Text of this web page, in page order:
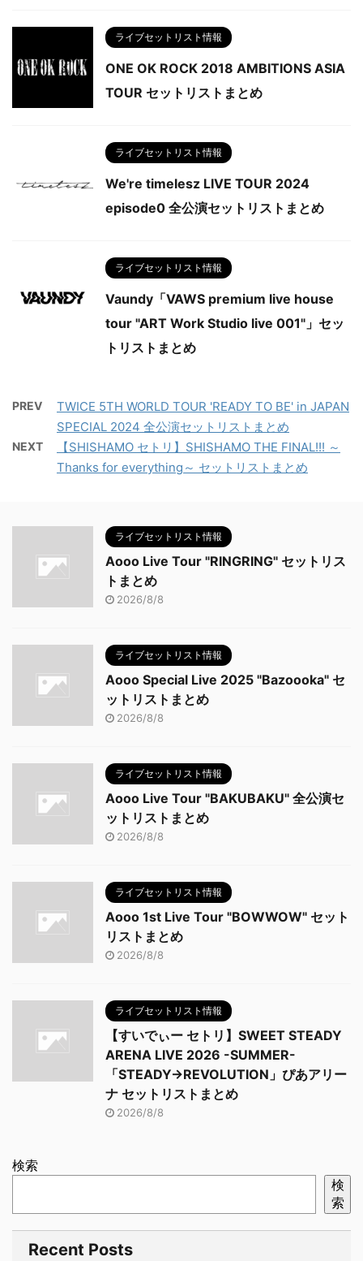
ライブセットリスト情報
ONE OK ROCK 2018 AMBITIONS ASIA
TOUR セットリストまとめ
ライブセットリスト情報
We're timelesz LIVE TOUR 2024
episode0 全公演セットリストまとめ
ライブセットリスト情報
Vaundy「VAWS premium live house
tour "ART Work Studio live 001"」セッ
トリストまとめ
PREV
TWICE 5TH WORLD TOUR 'READY TO BE' in JAPAN
SPECIAL 2024 全公演セットリストまとめ
NEXT
【SHISHAMO セトリ】SHISHAMO THE FINAL!!! ～
Thanks for everything～ セットリストまとめ
ライブセットリスト情報
Aooo Live Tour "RINGRING" セットリス
トまとめ
2026/8/8
ライブセットリスト情報
Aooo Special Live 2025 "Bazoooka" セ
ットリストまとめ
2026/8/8
ライブセットリスト情報
Aooo Live Tour "BAKUBAKU" 全公演セ
ットリストまとめ
2026/8/8
ライブセットリスト情報
Aooo 1st Live Tour "BOWWOW" セット
リストまとめ
2026/8/8
ライブセットリスト情報
【すいでぃー セトリ】SWEET STEADY
ARENA LIVE 2026 -SUMMER-
「STEADY→REVOLUTION」ぴあアリー
ナ セットリストまとめ
2026/8/8
検索
検
索
Recent Posts